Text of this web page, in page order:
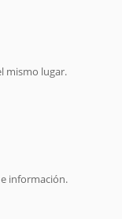
mismo lugar.
información.